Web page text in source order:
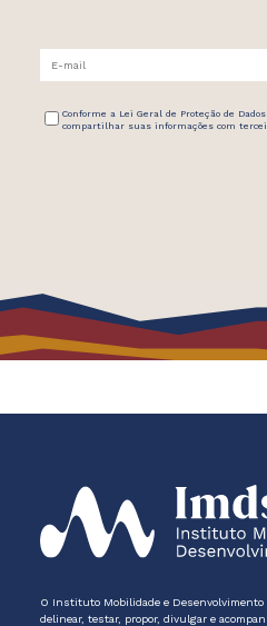
Conforme a Lei Geral de Proteção de
compartilhar suas informações com
O Instituto Mobilidade e Desenvolvimento
delinear, testar, propor, divulgar e